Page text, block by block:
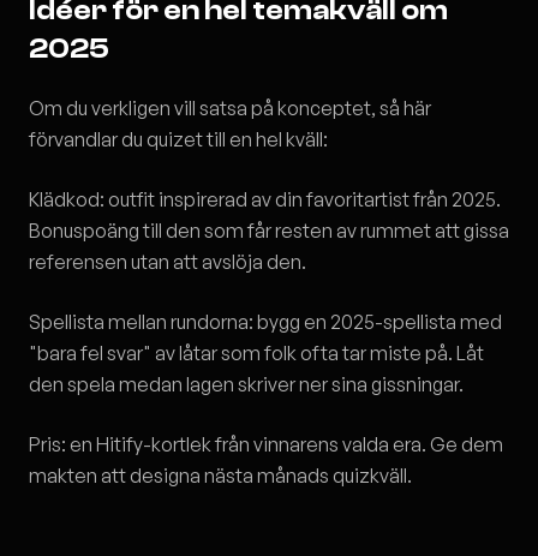
Idéer för en hel temakväll om
2025
Om du verkligen vill satsa på konceptet, så här
förvandlar du quizet till en hel kväll:
Klädkod: outfit inspirerad av din favoritartist från 2025.
Bonuspoäng till den som får resten av rummet att gissa
referensen utan att avslöja den.
Spellista mellan rundorna: bygg en 2025-spellista med
"bara fel svar" av låtar som folk ofta tar miste på. Låt
den spela medan lagen skriver ner sina gissningar.
Pris: en Hitify-kortlek från vinnarens valda era. Ge dem
makten att designa nästa månads quizkväll.